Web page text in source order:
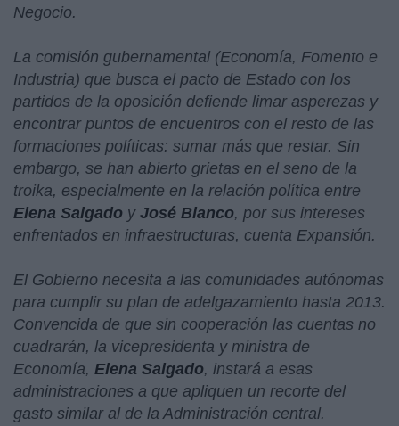
Negocio.
La comisión gubernamental (Economía, Fomento e
Industria) que busca el pacto de Estado con los
partidos de la oposición defiende limar asperezas y
encontrar puntos de encuentros con el resto de las
formaciones políticas: sumar más que restar. Sin
embargo, se han abierto grietas en el seno de la
troika, especialmente en la relación política entre
Elena Salgado y José Blanco, por sus intereses
enfrentados en infraestructuras, cuenta Expansión.
El Gobierno necesita a las comunidades autónomas
para cumplir su plan de adelgazamiento hasta 2013.
Convencida de que sin cooperación las cuentas no
cuadrarán, la vicepresidenta y ministra de
Economía, Elena Salgado, instará a esas
administraciones a que apliquen un recorte del
gasto similar al de la Administración central.